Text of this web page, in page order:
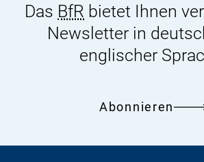
Das BfR bietet Ihnen
Newsletter in
englischer
Abonnieren